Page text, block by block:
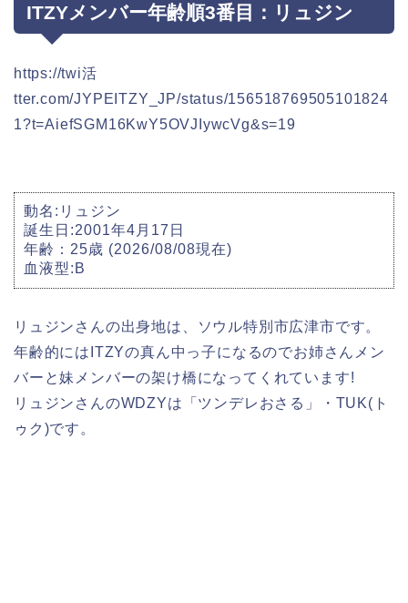
ITZYメンバー年齢順3番目：リュジン
https://twi活
tter.com/JYPEITZY_JP/status/156518769505101824
1?t=AiefSGM16KwY5OVJIywcVg&s=19
動名:リュジン
誕生日:2001年4月17日
年齢：25歳 (2026/08/08現在)
血液型:B
リュジンさんの出身地は、ソウル特別市広津市です。
年齢的にはITZYの真ん中っ子になるのでお姉さんメン
バーと妹メンバーの架け橋になってくれています!
リュジンさんのWDZYは「ツンデレおさる」・TUK(ト
ゥク)です。